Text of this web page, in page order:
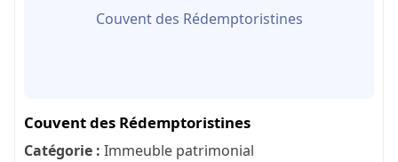
Couvent des Rédemptoristines
Couvent des Rédemptoristines
Catégorie : Immeuble patrimonial